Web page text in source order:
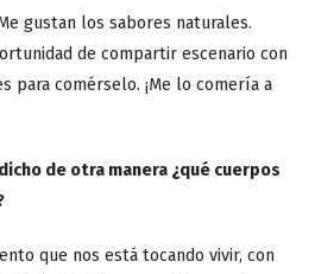
gustan los sabores naturales.
de compartir escenario con
para comérselo. ¡Me lo comería a
de otra manera ¿qué cuerpos
que nos está tocando vivir, con